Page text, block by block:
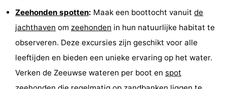
Zeehonden spotten: Maak een boottocht vanuit de
jachthaven om zeehonden in hun natuurlijke habitat te
observeren. Deze excursies zijn geschikt voor alle
leeftijden en bieden een unieke ervaring op het water.
Verken de Zeeuwse wateren per boot en spot